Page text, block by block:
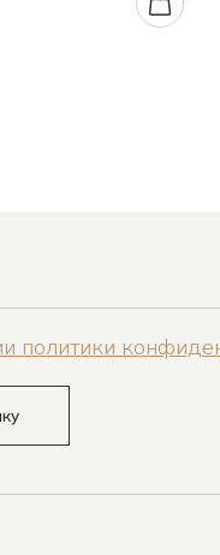
политики